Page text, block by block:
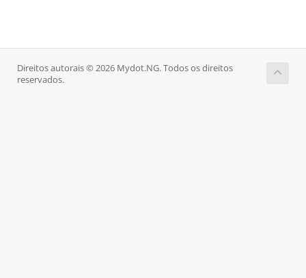
Direitos autorais © 2026 Mydot.NG. Todos os direitos
reservados.